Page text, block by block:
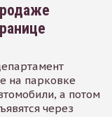
на парковке
а потом
через